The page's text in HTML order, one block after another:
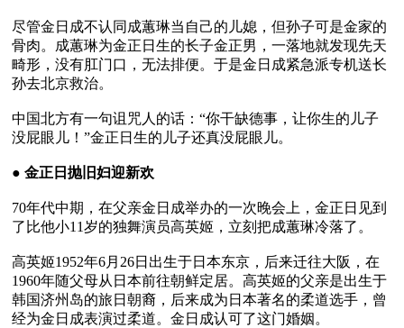
尽管金日成不认同成蕙琳当自己的儿媳，但孙子可是金家的
骨肉。成蕙琳为金正日生的长子金正男，一落地就发现先天
畸形，没有肛门口，无法排便。于是金日成紧急派专机送长
孙去北京救治。
中国北方有一句诅咒人的话：“你干缺德事，让你生的儿子
没屁眼儿！”金正日生的儿子还真没屁眼儿。
● 金正日抛旧妇迎新欢
70年代中期，在父亲金日成举办的一次晚会上，金正日见到
了比他小11岁的独舞演员高英姬，立刻把成蕙琳冷落了。
高英姬1952年6月26日出生于日本东京，后来迁往大阪，在
1960年随父母从日本前往朝鲜定居。高英姬的父亲是出生于
韩国济州岛的旅日朝裔，后来成为日本著名的柔道选手，曾
经为金日成表演过柔道。金日成认可了这门婚姻。